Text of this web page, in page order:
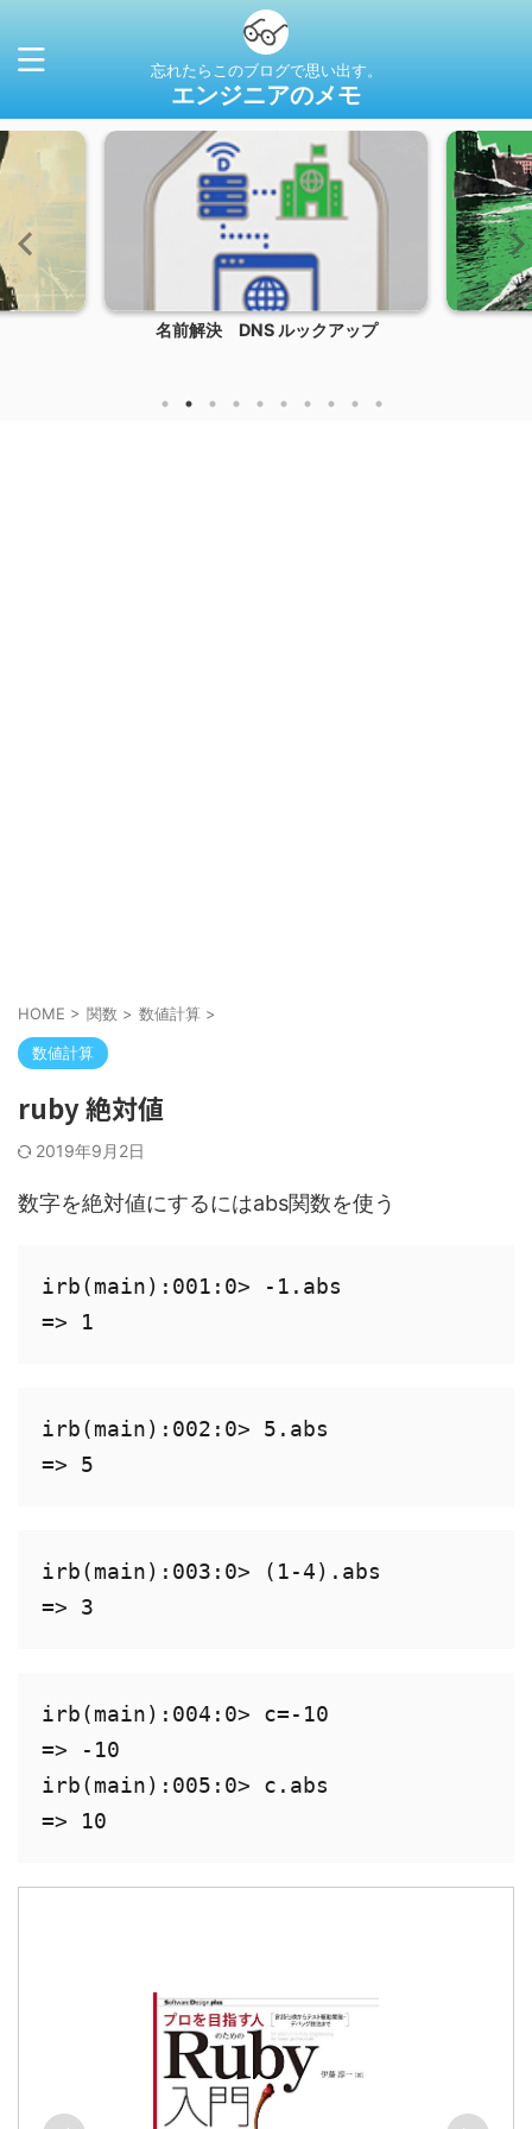
忘れたらこのブログで思い出す。
エンジニアのメモ
名前解決 DNS ルックアップ
HOME > 関数 > 数値計算 >
数値計算
ruby 絶対値
2019年9月2日
数字を絶対値にするにはabs関数を使う
irb(main):001:0> -1.abs
=> 1
irb(main):002:0> 5.abs
=> 5
irb(main):003:0> (1-4).abs
=> 3
irb(main):004:0> c=-10
=> -10
irb(main):005:0> c.abs
=> 10